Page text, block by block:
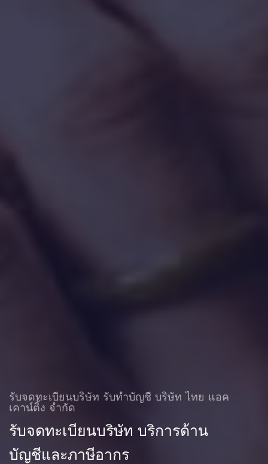
รับจดทะเบียนบริษัท รับทําบัญชี บริษัท ไทย แอค
เคาน์ติ้ง จำกัด
รับจดทะเบียนบริษัท บริการด้าน
บัญชีและภาษีอากร